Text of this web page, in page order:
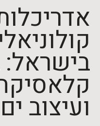
בישראל:
ועיצוב